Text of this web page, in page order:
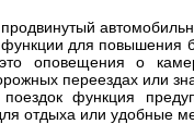
для повышения
оповещения о
переездах или
функция
отдыха или удобные